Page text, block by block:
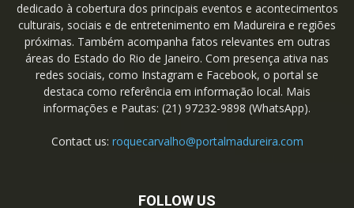
dedicado à cobertura dos principais eventos e acontecimentos
culturais, sociais e de entretenimento em Madureira e regiões
próximas. Também acompanha fatos relevantes em outras
áreas do Estado do Rio de Janeiro. Com presença ativa nas
redes sociais, como Instagram e Facebook, o portal se
destaca como referência em informação local. Mais
informações e Pautas: (21) 97232-9898 (WhatsApp).
Contact us: roquecarvalho@portalmadureira.com
FOLLOW US